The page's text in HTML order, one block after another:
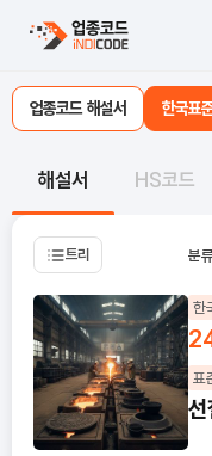
업종코드 해설서 한국표
해설서 HS코드
트리 분
한
표